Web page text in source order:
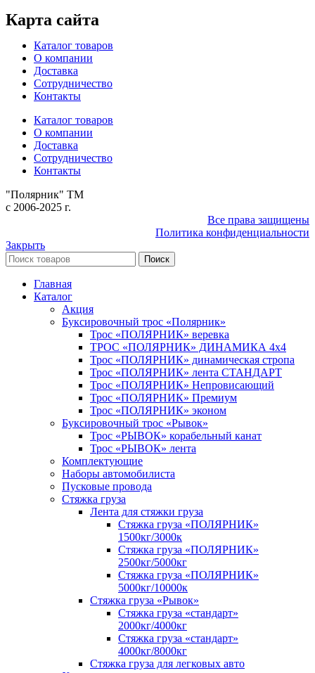
Карта сайта
Каталог товаров
О компании
Доставка
Сотрудничество
Контакты
Каталог товаров
О компании
Доставка
Сотрудничество
Контакты
"Полярник" TM
c 2006-2025 г.
Все права защищены
Политика конфиденциальности
Закрыть
Поиск
Главная
Каталог
Акция
Буксировочный трос «Полярник»
Трос «ПОЛЯРНИК» веревка
ТРОС «ПОЛЯРНИК» ДИНАМИКА 4х4
Трос «ПОЛЯРНИК» динамическая стропа
Трос «ПОЛЯРНИК» лента СТАНДАРТ
Трос «ПОЛЯРНИК» Непровисающий
Трос «ПОЛЯРНИК» Премиум
Трос «ПОЛЯРНИК» эконом
Буксировочный трос «Рывок»
Трос «РЫВОК» корабельный канат
Трос «РЫВОК» лента
Комплектующие
Наборы автомобилиста
Пусковые провода
Стяжка груза
Лента для стяжки груза
Стяжка груза «ПОЛЯРНИК»
1500кг/3000к
Стяжка груза «ПОЛЯРНИК»
2500кг/5000кг
Стяжка груза «ПОЛЯРНИК»
5000кг/10000к
Стяжка груза «Рывок»
Стяжка груза «стандарт»
2000кг/4000кг
Стяжка груза «стандарт»
4000кг/8000кг
Стяжка груза для легковых авто